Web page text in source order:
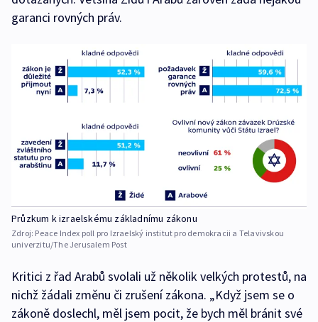
garanci rovných práv.
Průzkum k izraelskému základnímu zákonu
Zdroj: Peace Index poll pro Izraelský institut pro demokracii a Telavivskou
univerzitu/The Jerusalem Post
Kritici z řad Arabů svolali už několik velkých protestů, na
nichž žádali změnu či zrušení zákona. „Když jsem se o
zákoně doslechl, měl jsem pocit, že bych měl bránit své